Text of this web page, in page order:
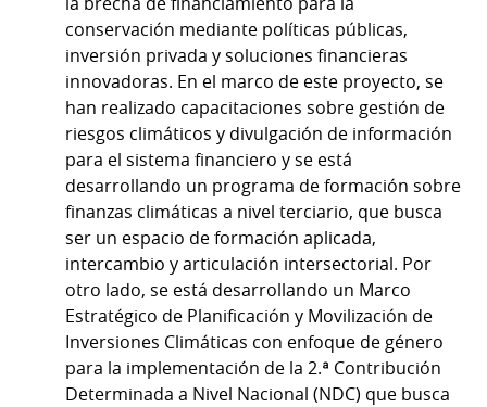
conservación mediante políticas públicas,
inversión privada y soluciones financieras
innovadoras. En el marco de este proyecto, se
han realizado capacitaciones sobre gestión de
riesgos climáticos y divulgación de información
para el sistema financiero y se está
desarrollando un programa de formación sobre
finanzas climáticas a nivel terciario, que busca
ser un espacio de formación aplicada,
intercambio y articulación intersectorial. Por
otro lado, se está desarrollando un Marco
Estratégico de Planificación y Movilización de
Inversiones Climáticas con enfoque de género
para la implementación de la 2.ª Contribución
Determinada a Nivel Nacional (NDC) que busca